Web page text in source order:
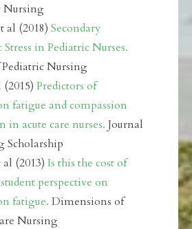
Nursing
al (2018) Secondary
in Pediatric Nurses.
Nursing
Predictors of
fatigue and compassion
in acute care nurses. Journal
Scholarship
(2013) Is this the cost of
perspective on
fatigue. Dimensions of
Nursing